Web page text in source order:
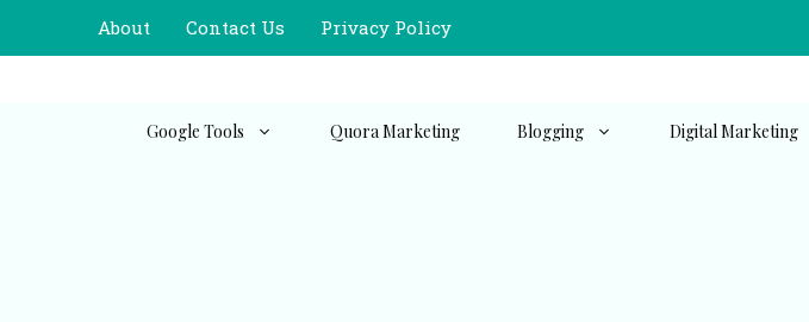
to
About Contact Us Privacy Policy
Google Tools Quora Marketing Blogging Digital Marketing